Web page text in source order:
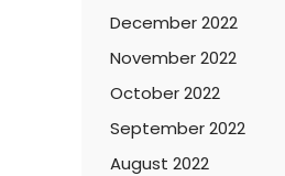
December 2022
November 2022
October 2022
September 2022
August 2022